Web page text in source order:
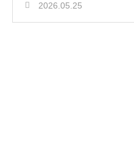
2026.05.25